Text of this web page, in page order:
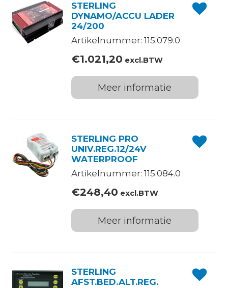
STERLING
DYNAMO/ACCU LADER
24/200
Artikelnummer: 115.079.0
€1.021,20 excl.BTW
Meer informatie
STERLING PRO
UNIV.REG.12/24V
WATERPROOF
Artikelnummer: 115.084.0
€248,40 excl.BTW
Meer informatie
STERLING
AFST.BED.ALT.REG.